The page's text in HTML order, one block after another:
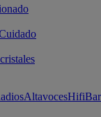
AltavocesHifi